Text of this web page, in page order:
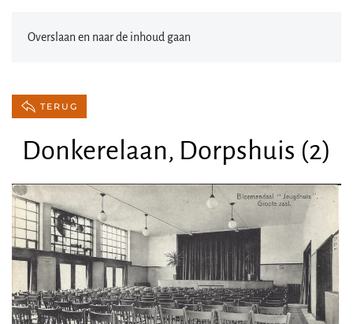
Overslaan en naar de inhoud gaan
TERUG
Donkerelaan, Dorpshuis (2)